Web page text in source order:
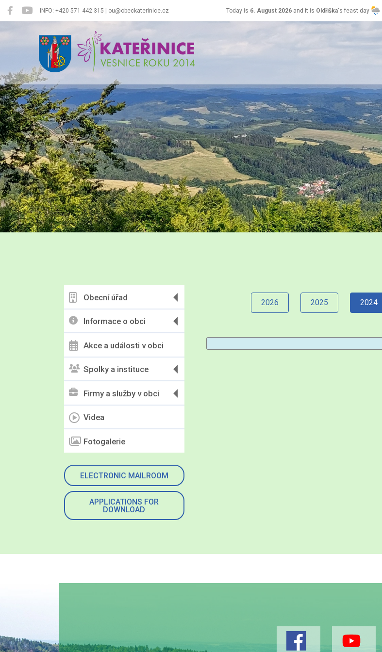
INFO: +420 571 442 315 | ou@obeckaterinice.cz Today is 6. August 2026 and it is Oldřiška's feast day
Kateřinice
Obecní úřad
Informace o obci
Akce a události v obci
Spolky a instituce
Firmy a služby v obci
Videa
Fotogalerie
ELECTRONIC MAILROOM
APPLICATIONS FOR
DOWNLOAD
2026 2025 2024